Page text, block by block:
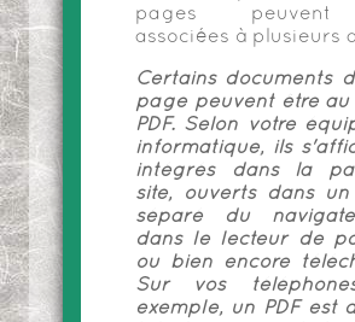
pages
associées à plusieurs
Certains documents
page peuvent être au
PDF. Selon votre
informatique, ils
intégrés dans la
site, ouverts dans
séparé du
dans le lecteur de
ou bien encore
Sur vos
exemple, un PDF est